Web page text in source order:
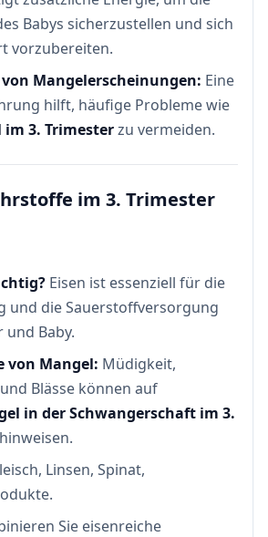
Babys sicherzustellen und sich
vorzubereiten.
Mangelerscheinungen: Eine
hilft, häufige Probleme wie
im 3. Trimesterzu vermeiden.
im 3. Trimester
Eisen ist essenziell für die
und die Sauerstoffversorgung
Baby.
von Mangel: Müdigkeit,
Blässe können auf
in der Schwangerschaft im 3.
hinweisen.
Linsen, Spinat,
Sie eisenreiche